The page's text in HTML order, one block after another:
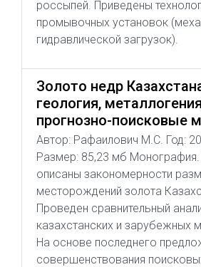
россыпей. Приведены
промывочных установок
гидравлической загрузок).
Золото недр
геология,
прогнозно-поисковые
Автор: Рафаилович М.С. Год:
Размер: 85,23 мб
описаны закономерности
месторождений золота
Проведен сравнительный
казахстанских и зарубежных
На основе последнего
совершенствования